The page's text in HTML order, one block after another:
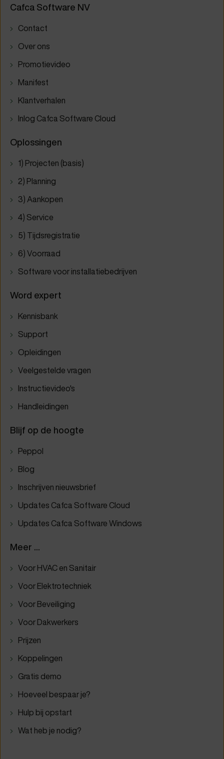
Cafca Software NV
Contact
Over ons
Promotievideo
Manifest
Klantverhalen
Inlog Cafca Software Cloud
Oplossingen
1) Projecten (basis)
2) Planning
3) Aankopen
4) Service
5) Tijdsregistratie
6) Voorraad
Software voor installatiebedrijven
Word expert
Kennisbank
Support
Opleidingen
Veelgestelde vragen
Instructievideo's
Handleidingen
Blijf op de hoogte
Peppol
Blog
Inschrijven nieuwsbrief
Updates Cafca Software Cloud
Updates Cafca Software Windows
Meer ...
Voor HVAC en Sanitair
Voor Elektrotechniek
Voor Beveiliging
Voor Dakwerkers
Prijzen
Koppelingen
Gratis demo
Hoeveel bespaar je?
Hulp bij opstart
Wat heb je nodig?